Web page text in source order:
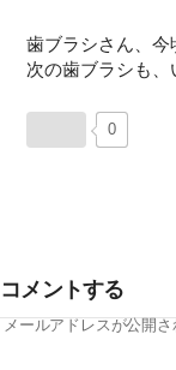
歯ブラシさん、今
次の歯ブラシも
0
コメントする
メールアドレスが公開